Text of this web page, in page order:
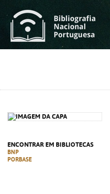
ENCONTRAR EM BIBLIOTECAS
BNP
PORBASE